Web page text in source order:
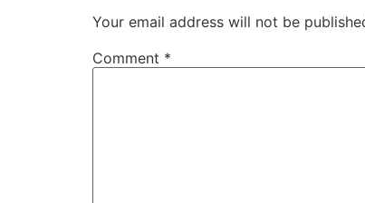
Your email address will not be
Comment *